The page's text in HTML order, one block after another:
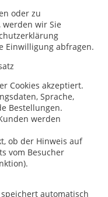
oder zu
werden wir Sie
Einwilligung abfragen.
Cookies akzeptiert.
Sprache,
Bestellungen.
werden
ob der Hinweis auf
vom Besucher
automatisch